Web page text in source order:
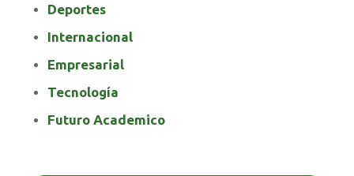
Deportes
Internacional
Empresarial
Tecnología
Futuro Academico